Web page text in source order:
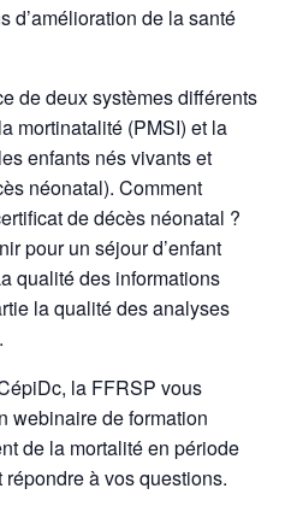
d’amélioration de la santé
de deux systèmes différents
mortinatalité (PMSI) et la
enfants nés vivants et
néonatal). Comment
de décès néonatal ?
pour un séjour d’enfant
qualité des informations
la qualité des analyses
la FFRSP vous
webinaire de formation
de la mortalité en période
à vos questions.